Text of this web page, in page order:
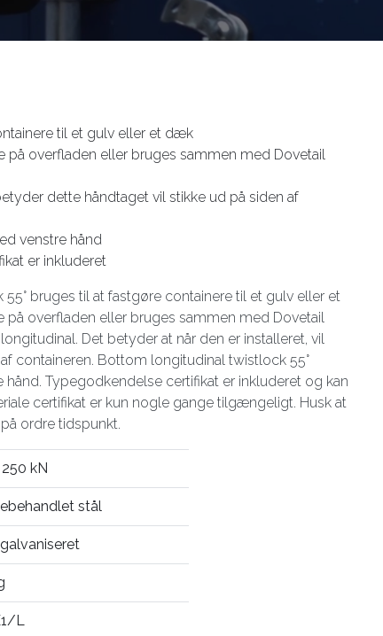
til et gulv eller et dæk
på overfladen eller bruges sammen med Dovetail
dette håndtaget vil stikke ud på siden af
venstre hånd
er inkluderet
bruges til at fastgøre containere til et gulv eller et
på overfladen eller bruges sammen med Dovetail
Det betyder at når den er installeret, vil
containeren. Bottom longitudinal twistlock 55°
Typegodkendelse certifikat er inkluderet og kan
certifikat er kun nogle gange tilgængeligt. Husk at
ordre tidspunkt.
kN
stål
L